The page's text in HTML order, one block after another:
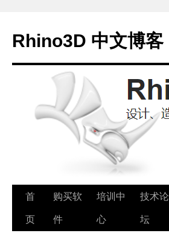
Rhino3D 中文博客
跳
至
首
页
购买软
件
培训中
心
技术论
坛